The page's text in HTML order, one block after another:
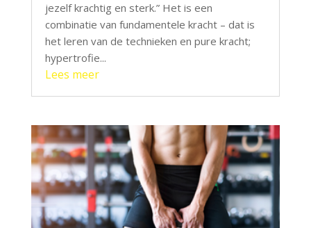
jezelf krachtig en sterk.” Het is een
combinatie van fundamentele kracht – dat is
het leren van de technieken en pure kracht;
hypertrofie...
Lees meer